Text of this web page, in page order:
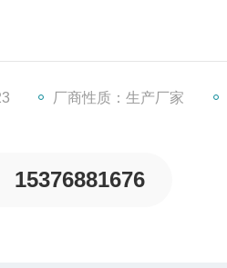
和连接电脑的功能。
仪器测试更加简单。
厂商性质：生产厂家
15376881676